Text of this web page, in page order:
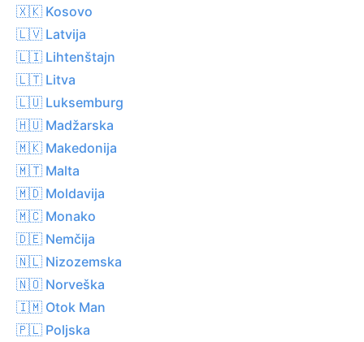
🇽🇰 Kosovo
🇱🇻 Latvija
🇱🇮 Lihtenštajn
🇱🇹 Litva
🇱🇺 Luksemburg
🇭🇺 Madžarska
🇲🇰 Makedonija
🇲🇹 Malta
🇲🇩 Moldavija
🇲🇨 Monako
🇩🇪 Nemčija
🇳🇱 Nizozemska
🇳🇴 Norveška
🇮🇲 Otok Man
🇵🇱 Poljska